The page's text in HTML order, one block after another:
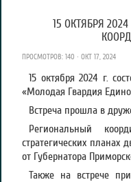
15 ОКТЯБРЯ
ПРОСМОТРОВ: 140 · ОКТ 17, 2024
15 октября 2024 г.
«Молодая Гвардия
Встреча прошла в
Региональный
стратегических
от Губернатора
Также на встрече